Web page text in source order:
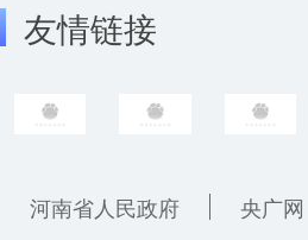
友情链接
河南省人民政府 央广网